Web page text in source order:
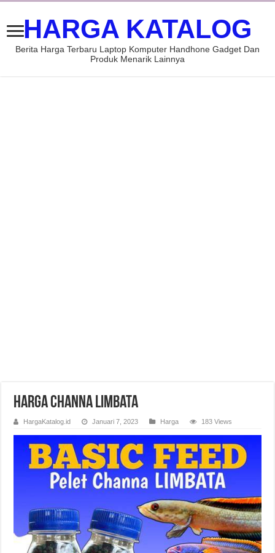
HARGA KATALOG
Berita Harga Terbaru Laptop Komputer Handhone Gadget Dan
Produk Menarik Lainnya
Harga Channa Limbata
HargaKatalog.id Januari 7, 2023 Harga 183 Views